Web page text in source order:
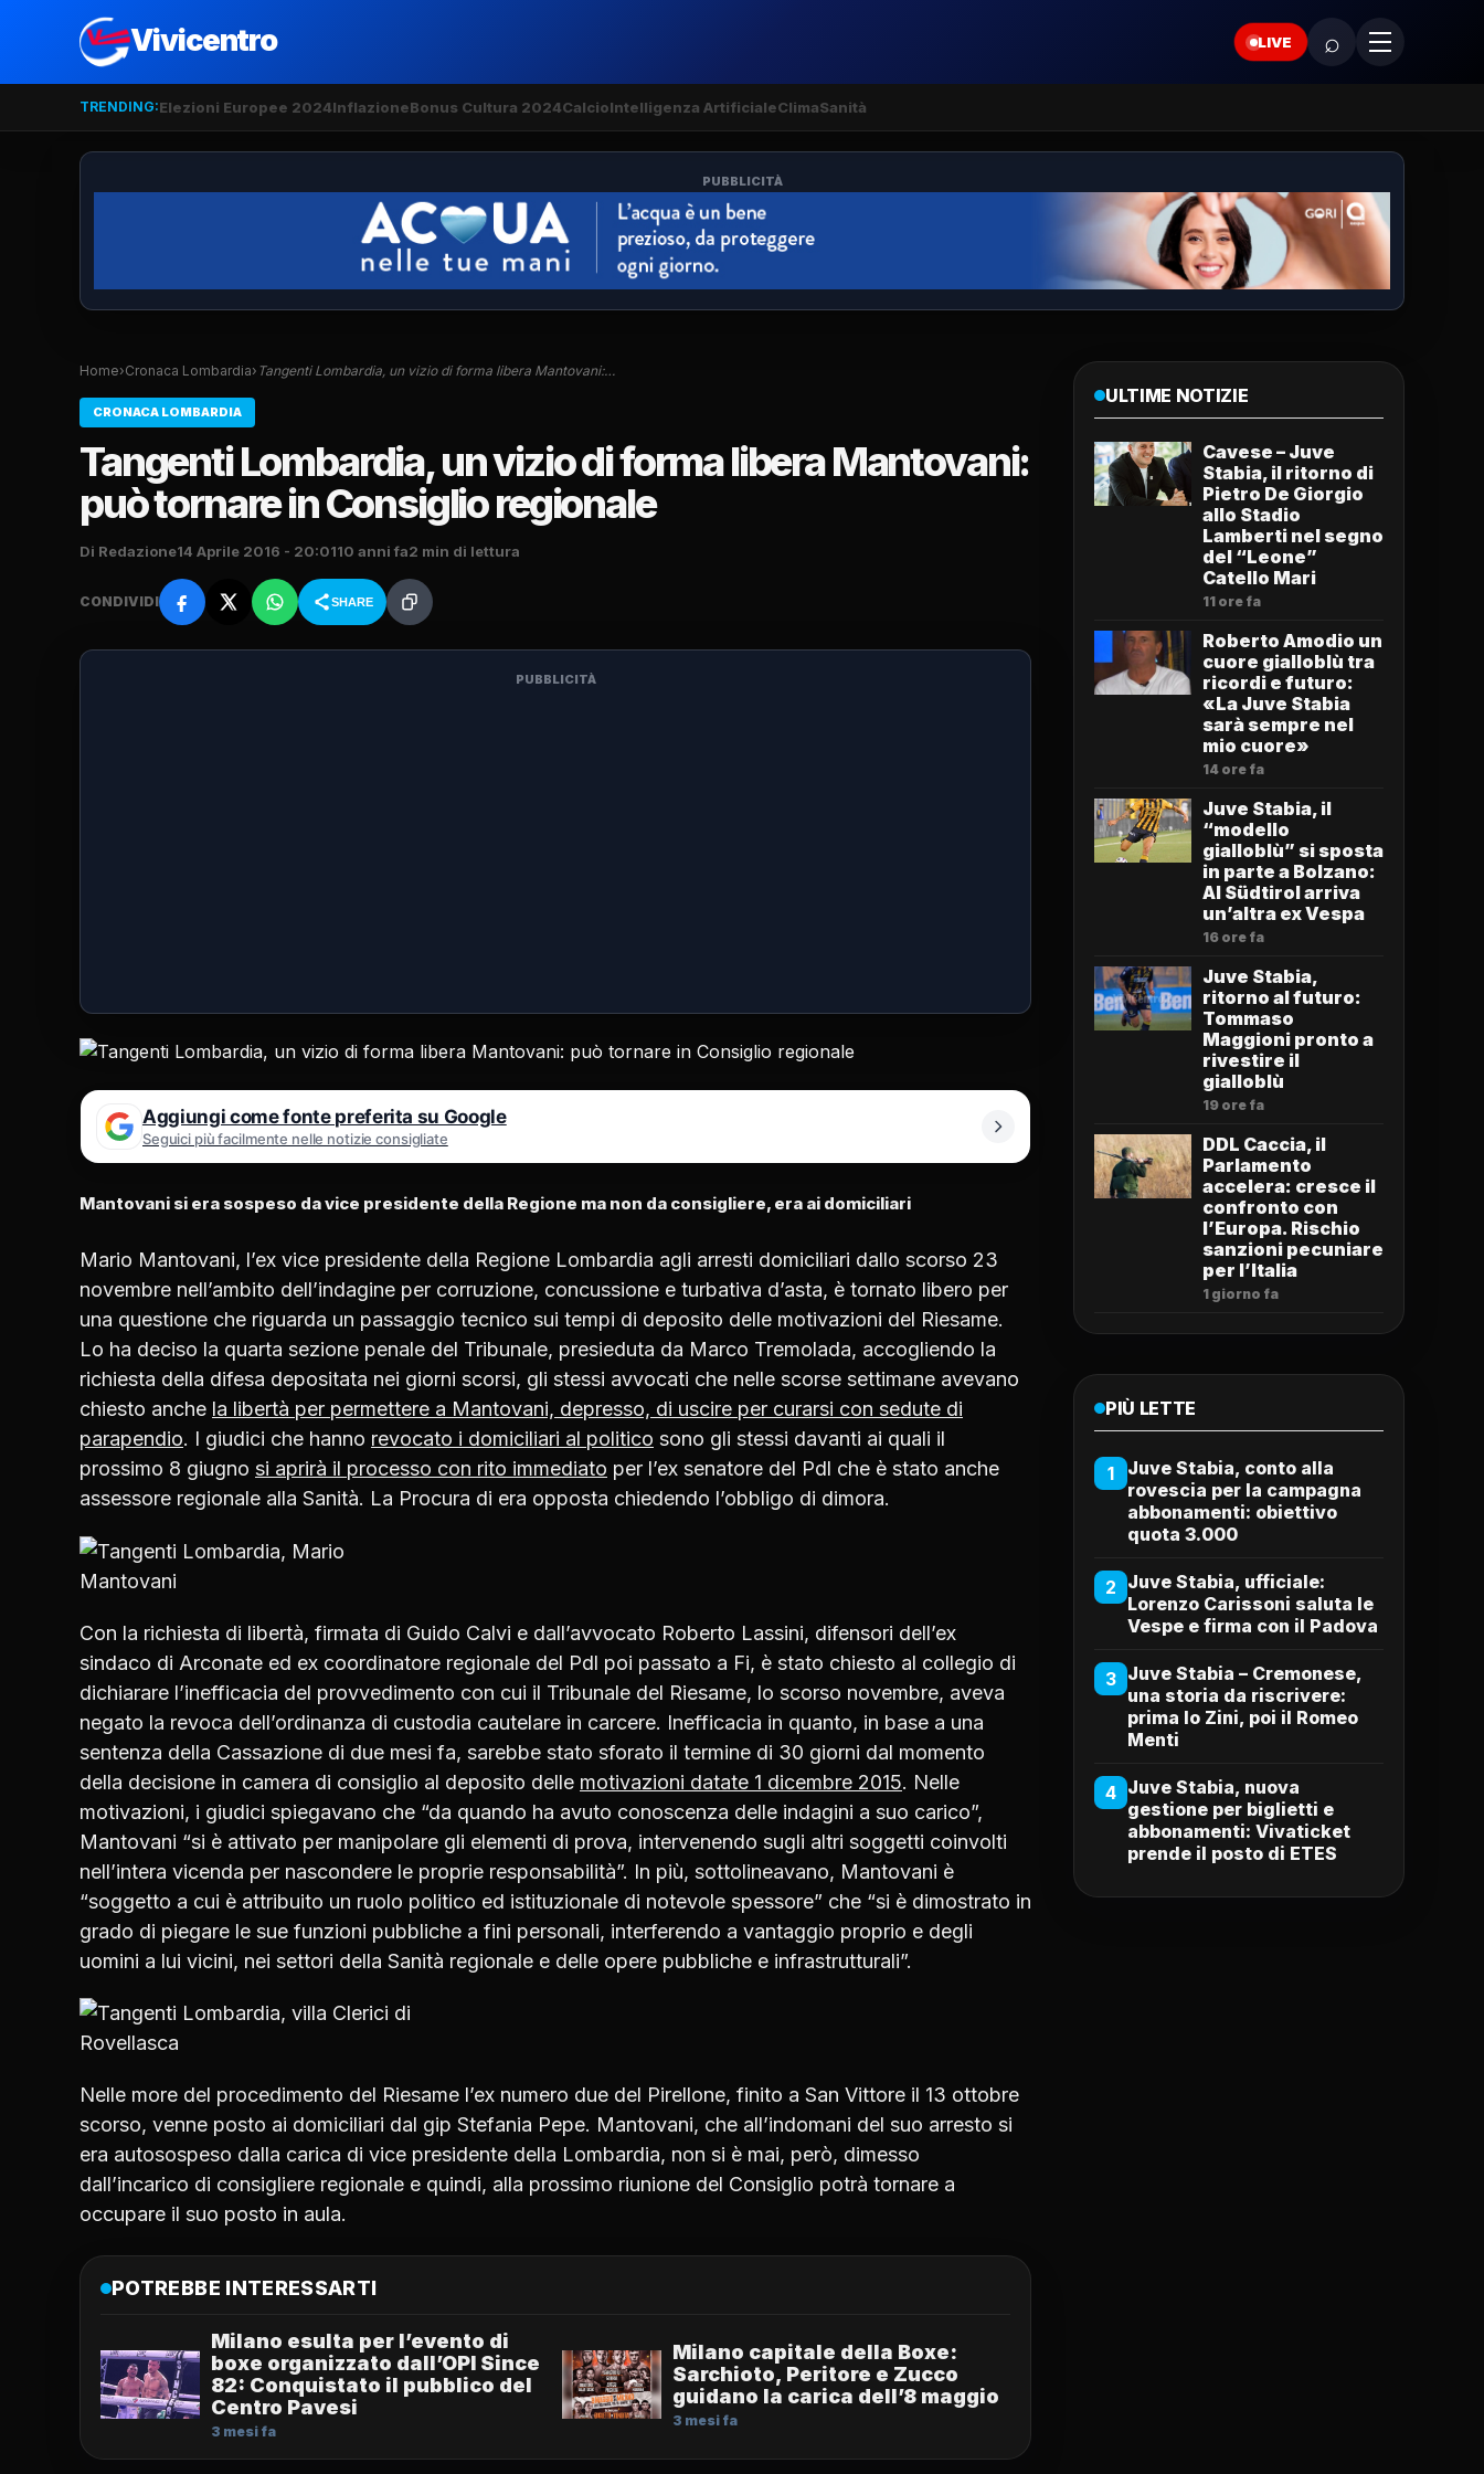
Vivicentro LIVE ⌕
TRENDING:Elezioni Europee 2024InflazioneBonus Cultura 2024CalcioIntelligenza ArtificialeClimaSanità
PUBBLICITÀ
Home›Cronaca Lombardia› Tangenti Lombardia, un vizio di forma libera Mantovani:…
CRONACA LOMBARDIA
Tangenti Lombardia, un vizio di forma libera Mantovani:
può tornare in Consiglio regionale
Di Redazione14 Aprile 2016 - 20:0110 anni fa2 min di lettura
CONDIVIDI SHARE
PUBBLICITÀ
Aggiungi come fonte preferita su Google
Seguici più facilmente nelle notizie consigliate
Mantovani si era sospeso da vice presidente della Regione ma non da consigliere, era ai domiciliari
Mario Mantovani, l’ex vice presidente della Regione Lombardia agli arresti domiciliari dallo scorso 23
novembre nell’ambito dell’indagine per corruzione, concussione e turbativa d’asta, è tornato libero per
una questione che riguarda un passaggio tecnico sui tempi di deposito delle motivazioni del Riesame.
Lo ha deciso la quarta sezione penale del Tribunale, presieduta da Marco Tremolada, accogliendo la
richiesta della difesa depositata nei giorni scorsi, gli stessi avvocati che nelle scorse settimane avevano
chiesto anche la libertà per permettere a Mantovani, depresso, di uscire per curarsi con sedute di
parapendio. I giudici che hanno revocato i domiciliari al politico sono gli stessi davanti ai quali il
prossimo 8 giugno si aprirà il processo con rito immediato per l’ex senatore del Pdl che è stato anche
assessore regionale alla Sanità. La Procura di era opposta chiedendo l’obbligo di dimora.
Con la richiesta di libertà, firmata di Guido Calvi e dall’avvocato Roberto Lassini, difensori dell’ex
sindaco di Arconate ed ex coordinatore regionale del Pdl poi passato a Fi, è stato chiesto al collegio di
dichiarare l’inefficacia del provvedimento con cui il Tribunale del Riesame, lo scorso novembre, aveva
negato la revoca dell’ordinanza di custodia cautelare in carcere. Inefficacia in quanto, in base a una
sentenza della Cassazione di due mesi fa, sarebbe stato sforato il termine di 30 giorni dal momento
della decisione in camera di consiglio al deposito delle motivazioni datate 1 dicembre 2015. Nelle
motivazioni, i giudici spiegavano che “da quando ha avuto conoscenza delle indagini a suo carico”,
Mantovani “si è attivato per manipolare gli elementi di prova, intervenendo sugli altri soggetti coinvolti
nell’intera vicenda per nascondere le proprie responsabilità”. In più, sottolineavano, Mantovani è
“soggetto a cui è attribuito un ruolo politico ed istituzionale di notevole spessore” che “si è dimostrato in
grado di piegare le sue funzioni pubbliche a fini personali, interferendo a vantaggio proprio e degli
uomini a lui vicini, nei settori della Sanità regionale e delle opere pubbliche e infrastrutturali”.
Nelle more del procedimento del Riesame l’ex numero due del Pirellone, finito a San Vittore il 13 ottobre
scorso, venne posto ai domiciliari dal gip Stefania Pepe. Mantovani, che all’indomani del suo arresto si
era autosospeso dalla carica di vice presidente della Lombardia, non si è mai, però, dimesso
dall’incarico di consigliere regionale e quindi, alla prossimo riunione del Consiglio potrà tornare a
occupare il suo posto in aula.
POTREBBE INTERESSARTI
Milano esulta per l’evento di
boxe organizzato dall’OPI Since
82: Conquistato il pubblico del
Centro Pavesi
3 mesi fa
Milano capitale della Boxe:
Sarchioto, Peritore e Zucco
guidano la carica dell’8 maggio
3 mesi fa
ULTIME NOTIZIE
Cavese – Juve
Stabia, il ritorno di
Pietro De Giorgio
allo Stadio
Lamberti nel segno
del “Leone”
Catello Mari
11 ore fa
Roberto Amodio un
cuore gialloblù tra
ricordi e futuro:
«La Juve Stabia
sarà sempre nel
mio cuore»
14 ore fa
Juve Stabia, il
“modello
gialloblù” si sposta
in parte a Bolzano:
Al Südtirol arriva
un’altra ex Vespa
16 ore fa
Juve Stabia,
ritorno al futuro:
Tommaso
Maggioni pronto a
rivestire il
gialloblù
19 ore fa
DDL Caccia, il
Parlamento
accelera: cresce il
confronto con
l’Europa. Rischio
sanzioni pecuniare
per l’Italia
1 giorno fa
PIÙ LETTE
1
Juve Stabia, conto alla
rovescia per la campagna
abbonamenti: obiettivo
quota 3.000
2 Juve Stabia, ufficiale:
Lorenzo Carissoni saluta le
Vespe e firma con il Padova
3 Juve Stabia – Cremonese,
una storia da riscrivere:
prima lo Zini, poi il Romeo
Menti
4 Juve Stabia, nuova
gestione per biglietti e
abbonamenti: Vivaticket
prende il posto di ETES